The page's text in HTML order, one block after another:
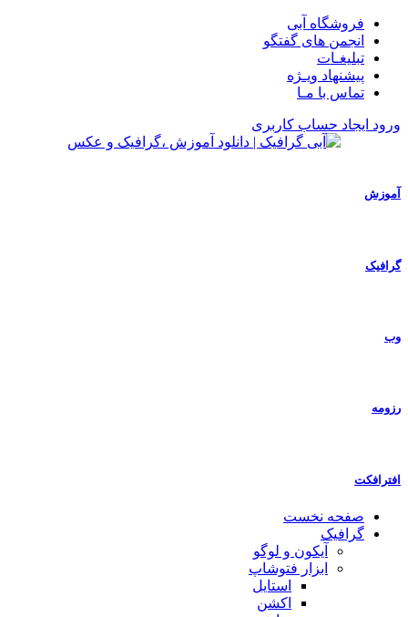
فروشگاه آبی
انجمن های گفتگو
تبلیغـات
پیشنهاد ویـژه
تماس با مـا
ورود ایجاد حساب کاربری
آموزش
گرافیک
وب
رزومه
افترافکت
صفحه نخست
گرافیک
آیکون و لوگو
ابزار فتوشاپ
استایل
اکشن